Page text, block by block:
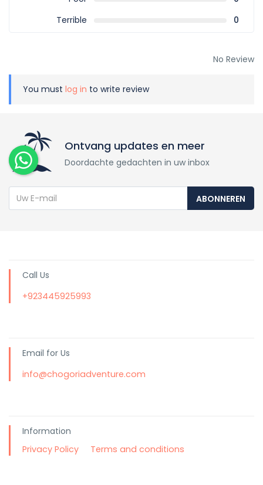
Terrible
0
No Review
You must log in to write review
Ontvang updates en meer
Doordachte gedachten in uw inbox
ABONNEREN
Call Us
+923445925993
Email for Us
info@chogoriadventure.com
Information
Privacy Policy
Terms and conditions